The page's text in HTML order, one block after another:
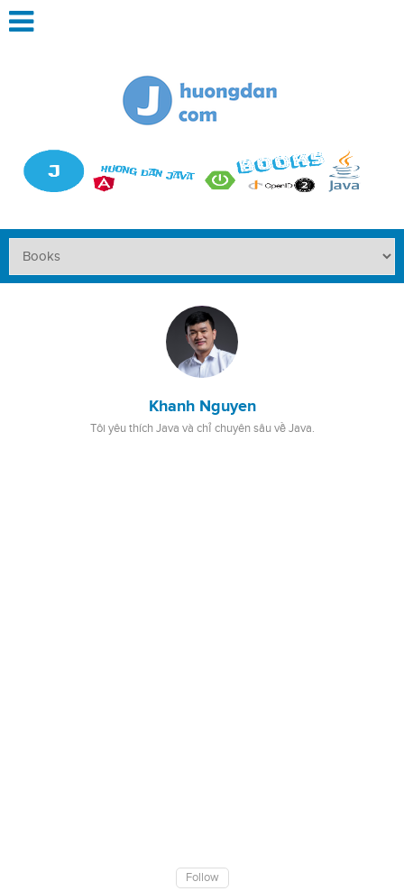
Khanh Nguyen
Tôi yêu thích Java và chỉ chuyên sâu về Java.
Follow